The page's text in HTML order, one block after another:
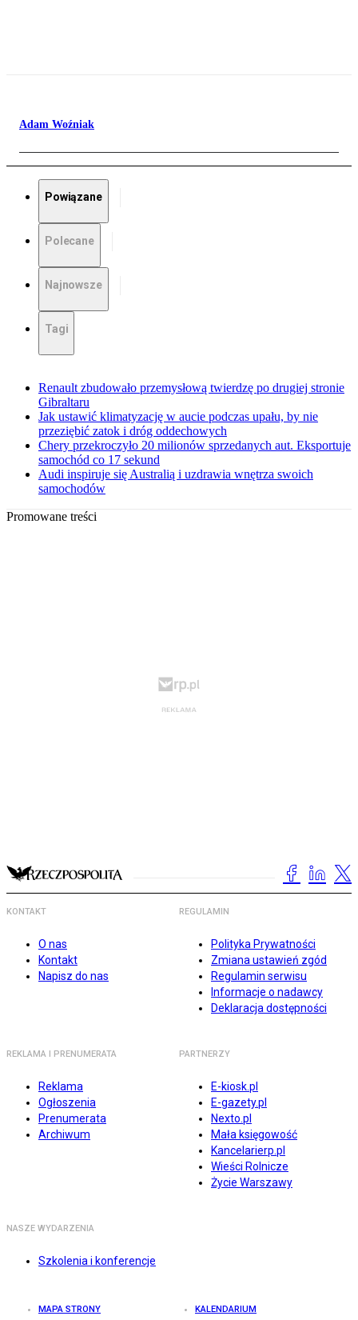
Adam Woźniak
Powiązane
Polecane
Najnowsze
Tagi
Renault zbudowało przemysłową twierdzę po drugiej stronie
Gibraltaru
Jak ustawić klimatyzację w aucie podczas upału, by nie
przeziębić zatok i dróg oddechowych
Chery przekroczyło 20 milionów sprzedanych aut. Eksportuje
samochód co 17 sekund
Audi inspiruje się Australią i uzdrawia wnętrza swoich
samochodów
Promowane treści
KONTAKT
O nas
Kontakt
Napisz do nas
REGULAMIN
Polityka Prywatności
Zmiana ustawień zgód
Regulamin serwisu
Informacje o nadawcy
Deklaracja dostępności
REKLAMA I PRENUMERATA
Reklama
Ogłoszenia
Prenumerata
Archiwum
PARTNERZY
E-kiosk.pl
E-gazety.pl
Nexto.pl
Mała księgowość
Kancelarierp.pl
Wieści Rolnicze
Życie Warszawy
NASZE WYDARZENIA
Szkolenia i konferencje
MAPA STRONY KALENDARIUM